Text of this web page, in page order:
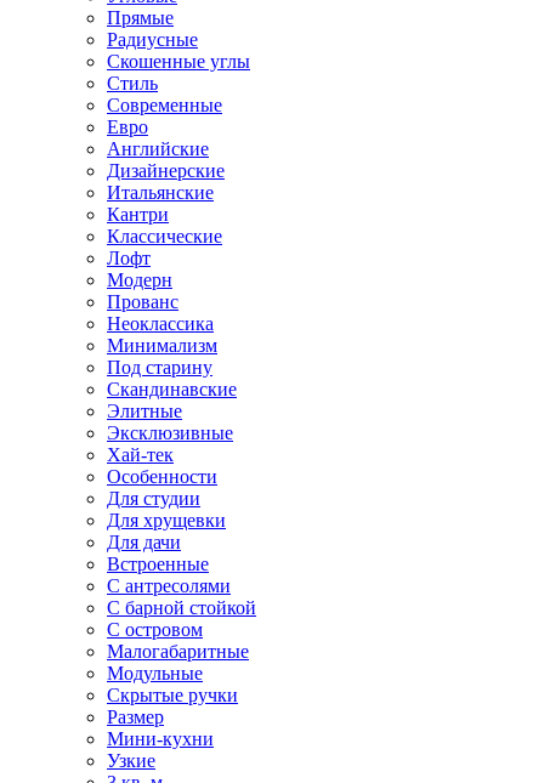
Прямые
Радиусные
Скошенные углы
Стиль
Современные
Евро
Английские
Дизайнерские
Итальянские
Кантри
Классические
Лофт
Модерн
Прованс
Неоклассика
Минимализм
Под старину
Скандинавские
Элитные
Эксклюзивные
Хай-тек
Особенности
Для студии
Для хрущевки
Для дачи
Встроенные
С антресолями
С барной стойкой
С островом
Малогабаритные
Модульные
Скрытые ручки
Размер
Мини-кухни
Узкие